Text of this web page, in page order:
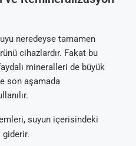
neredeyse tamamen
cihazlardır. Fakat bu
mineralleri de büyük
son aşamada
suyun içerisindeki